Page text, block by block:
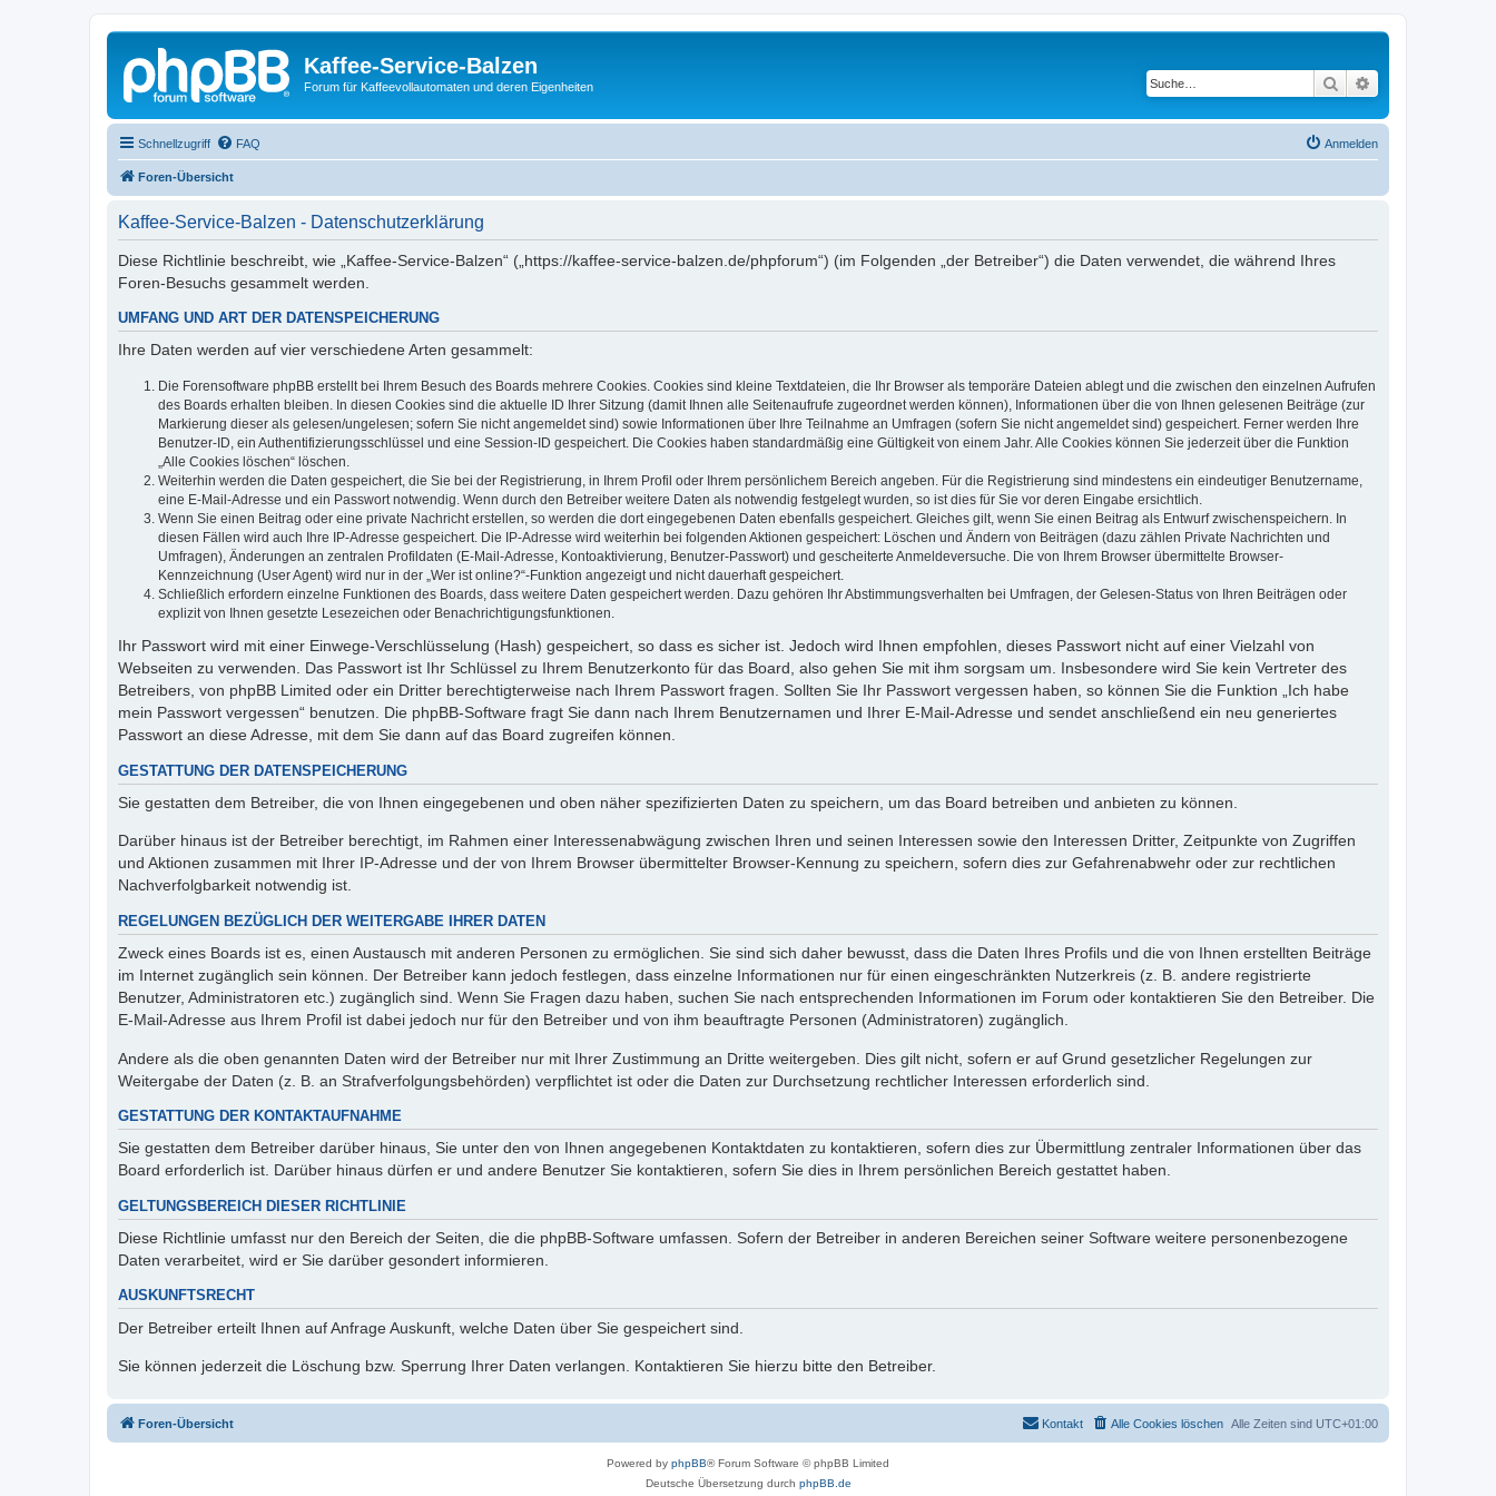
Kaffee-Service-Balzen
Forum für Kaffeevollautomaten und deren Eigenheiten Suche
Schnellzugriff FAQ Anmelden
Foren-Übersicht
Kaffee-Service-Balzen - Datenschutzerklärung
Diese Richtlinie beschreibt, wie „Kaffee-Service-Balzen“ („https://kaffee-service-balzen.de/phpforum“) (im Folgenden „der Betreiber“) die Daten verwendet, die während Ihres
Foren-Besuchs gesammelt werden.
UMFANG UND ART DER DATENSPEICHERUNG
Ihre Daten werden auf vier verschiedene Arten gesammelt:
Die Forensoftware phpBB erstellt bei Ihrem Besuch des Boards mehrere Cookies. Cookies sind kleine Textdateien, die Ihr Browser als temporäre Dateien ablegt und die zwischen den einzelnen Aufrufen
des Boards erhalten bleiben. In diesen Cookies sind die aktuelle ID Ihrer Sitzung (damit Ihnen alle Seitenaufrufe zugeordnet werden können), Informationen über die von Ihnen gelesenen Beiträge (zur
Markierung dieser als gelesen/ungelesen; sofern Sie nicht angemeldet sind) sowie Informationen über Ihre Teilnahme an Umfragen (sofern Sie nicht angemeldet sind) gespeichert. Ferner werden Ihre
Benutzer-ID, ein Authentifizierungsschlüssel und eine Session-ID gespeichert. Die Cookies haben standardmäßig eine Gültigkeit von einem Jahr. Alle Cookies können Sie jederzeit über die Funktion
„Alle Cookies löschen“ löschen.
Weiterhin werden die Daten gespeichert, die Sie bei der Registrierung, in Ihrem Profil oder Ihrem persönlichem Bereich angeben. Für die Registrierung sind mindestens ein eindeutiger Benutzername,
eine E-Mail-Adresse und ein Passwort notwendig. Wenn durch den Betreiber weitere Daten als notwendig festgelegt wurden, so ist dies für Sie vor deren Eingabe ersichtlich.
Wenn Sie einen Beitrag oder eine private Nachricht erstellen, so werden die dort eingegebenen Daten ebenfalls gespeichert. Gleiches gilt, wenn Sie einen Beitrag als Entwurf zwischenspeichern. In
diesen Fällen wird auch Ihre IP-Adresse gespeichert. Die IP-Adresse wird weiterhin bei folgenden Aktionen gespeichert: Löschen und Ändern von Beiträgen (dazu zählen Private Nachrichten und
Umfragen), Änderungen an zentralen Profildaten (E-Mail-Adresse, Kontoaktivierung, Benutzer-Passwort) und gescheiterte Anmeldeversuche. Die von Ihrem Browser übermittelte Browser-
Kennzeichnung (User Agent) wird nur in der „Wer ist online?“-Funktion angezeigt und nicht dauerhaft gespeichert.
Schließlich erfordern einzelne Funktionen des Boards, dass weitere Daten gespeichert werden. Dazu gehören Ihr Abstimmungsverhalten bei Umfragen, der Gelesen-Status von Ihren Beiträgen oder
explizit von Ihnen gesetzte Lesezeichen oder Benachrichtigungsfunktionen.
Ihr Passwort wird mit einer Einwege-Verschlüsselung (Hash) gespeichert, so dass es sicher ist. Jedoch wird Ihnen empfohlen, dieses Passwort nicht auf einer Vielzahl von
Webseiten zu verwenden. Das Passwort ist Ihr Schlüssel zu Ihrem Benutzerkonto für das Board, also gehen Sie mit ihm sorgsam um. Insbesondere wird Sie kein Vertreter des
Betreibers, von phpBB Limited oder ein Dritter berechtigterweise nach Ihrem Passwort fragen. Sollten Sie Ihr Passwort vergessen haben, so können Sie die Funktion „Ich habe
mein Passwort vergessen“ benutzen. Die phpBB-Software fragt Sie dann nach Ihrem Benutzernamen und Ihrer E-Mail-Adresse und sendet anschließend ein neu generiertes
Passwort an diese Adresse, mit dem Sie dann auf das Board zugreifen können.
GESTATTUNG DER DATENSPEICHERUNG
Sie gestatten dem Betreiber, die von Ihnen eingegebenen und oben näher spezifizierten Daten zu speichern, um das Board betreiben und anbieten zu können.
Darüber hinaus ist der Betreiber berechtigt, im Rahmen einer Interessenabwägung zwischen Ihren und seinen Interessen sowie den Interessen Dritter, Zeitpunkte von Zugriffen
und Aktionen zusammen mit Ihrer IP-Adresse und der von Ihrem Browser übermittelter Browser-Kennung zu speichern, sofern dies zur Gefahrenabwehr oder zur rechtlichen
Nachverfolgbarkeit notwendig ist.
REGELUNGEN BEZÜGLICH DER WEITERGABE IHRER DATEN
Zweck eines Boards ist es, einen Austausch mit anderen Personen zu ermöglichen. Sie sind sich daher bewusst, dass die Daten Ihres Profils und die von Ihnen erstellten Beiträge
im Internet zugänglich sein können. Der Betreiber kann jedoch festlegen, dass einzelne Informationen nur für einen eingeschränkten Nutzerkreis (z. B. andere registrierte
Benutzer, Administratoren etc.) zugänglich sind. Wenn Sie Fragen dazu haben, suchen Sie nach entsprechenden Informationen im Forum oder kontaktieren Sie den Betreiber. Die
E-Mail-Adresse aus Ihrem Profil ist dabei jedoch nur für den Betreiber und von ihm beauftragte Personen (Administratoren) zugänglich.
Andere als die oben genannten Daten wird der Betreiber nur mit Ihrer Zustimmung an Dritte weitergeben. Dies gilt nicht, sofern er auf Grund gesetzlicher Regelungen zur
Weitergabe der Daten (z. B. an Strafverfolgungsbehörden) verpflichtet ist oder die Daten zur Durchsetzung rechtlicher Interessen erforderlich sind.
GESTATTUNG DER KONTAKTAUFNAHME
Sie gestatten dem Betreiber darüber hinaus, Sie unter den von Ihnen angegebenen Kontaktdaten zu kontaktieren, sofern dies zur Übermittlung zentraler Informationen über das
Board erforderlich ist. Darüber hinaus dürfen er und andere Benutzer Sie kontaktieren, sofern Sie dies in Ihrem persönlichen Bereich gestattet haben.
GELTUNGSBEREICH DIESER RICHTLINIE
Diese Richtlinie umfasst nur den Bereich der Seiten, die die phpBB-Software umfassen. Sofern der Betreiber in anderen Bereichen seiner Software weitere personenbezogene
Daten verarbeitet, wird er Sie darüber gesondert informieren.
AUSKUNFTSRECHT
Der Betreiber erteilt Ihnen auf Anfrage Auskunft, welche Daten über Sie gespeichert sind.
Sie können jederzeit die Löschung bzw. Sperrung Ihrer Daten verlangen. Kontaktieren Sie hierzu bitte den Betreiber.
Foren-Übersicht Alle Zeiten sind UTC+01:00
Alle Cookies löschen
Kontakt
Powered by phpBB® Forum Software © phpBB Limited
Deutsche Übersetzung durch phpBB.de